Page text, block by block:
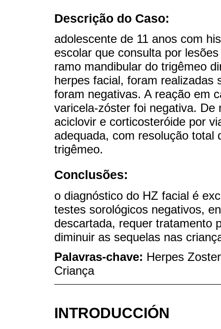
Descrição do Caso:
adolescente de 11 anos com
escolar que consulta por
ramo mandibular do trigêmeo
herpes facial, foram realizadas
foram negativas. A reação em
varicela-zóster foi negativa.
aciclovir e corticosteróide por
adequada, com resolução total
trigêmeo.
Conclusões:
o diagnóstico do HZ facial é
testes sorológicos negativos,
descartada, requer tratamento
diminuir as sequelas nas
Palavras-chave: Herpes
Criança
INTRODUCCIÓN